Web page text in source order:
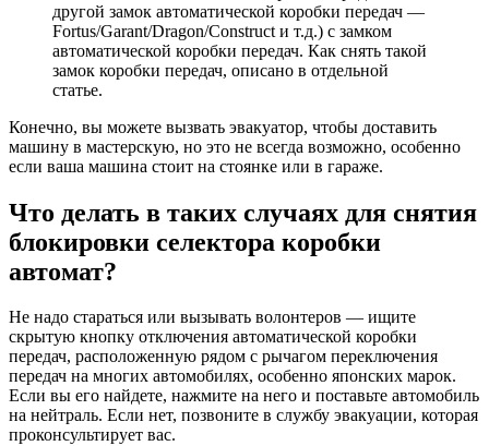
другой замок автоматической коробки передач —
Fortus/Garant/Dragon/Construct и т.д.) с замком
автоматической коробки передач. Как снять такой
замок коробки передач, описано в отдельной
статье.
Конечно, вы можете вызвать эвакуатор, чтобы доставить
машину в мастерскую, но это не всегда возможно, особенно
если ваша машина стоит на стоянке или в гараже.
Что делать в таких случаях для снятия
блокировки селектора коробки
автомат?
Не надо стараться или вызывать волонтеров — ищите
скрытую кнопку отключения автоматической коробки
передач, расположенную рядом с рычагом переключения
передач на многих автомобилях, особенно японских марок.
Если вы его найдете, нажмите на него и поставьте автомобиль
на нейтраль. Если нет, позвоните в службу эвакуации, которая
проконсультирует вас.